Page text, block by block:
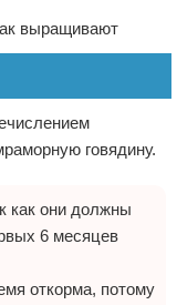
говядину.
как они должны
6 месяцев
откорма, потому